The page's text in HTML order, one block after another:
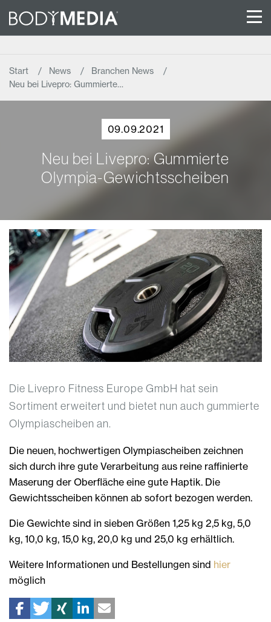
Start News
Branchen News
Neu bei Livepro: Gummierte…
09.09.2021
Neu bei Livepro: Gummierte
Olympia-Gewichtsscheiben
Die Livepro Fitness Europe GmbH hat sein
Sortiment erweitert und bietet nun auch gummierte
Olympiascheiben an.
Die neuen, hochwertigen Olympiascheiben zeichnen
sich durch ihre gute Verarbeitung aus reine raffinierte
Maserung der Oberfläche eine gute Haptik. Die
Gewichtsscheiben können ab sofort bezogen werden.
Die Gewichte sind in sieben Größen 1,25 kg 2,5 kg, 5,0
kg, 10,0 kg, 15,0 kg, 20,0 kg und 25,0 kg erhältlich.
Weitere Informationen und Bestellungen sind hier
möglich